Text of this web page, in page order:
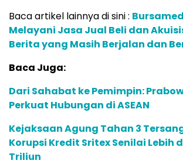
Baca artikel lainnya di sini :
Melayani Jasa Jual Beli dan
Berita yang Masih Berjalan dan
Baca Juga:
Dari Sahabat ke Pemimpin:
Perkuat Hubungan di ASEAN
Kejaksaan Agung Tahan 3
Korupsi Kredit Sritex Senilai Lebih
Triliun